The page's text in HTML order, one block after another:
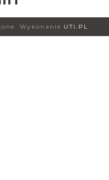
Wykonanie UTI.PL